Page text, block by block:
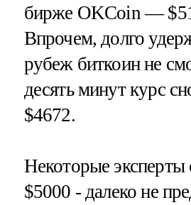
бирже OKCoin —
Впрочем, долго
рубеж биткоин не
десять минут курс
$4672.
Некоторые эксперты
$5000 - далеко не